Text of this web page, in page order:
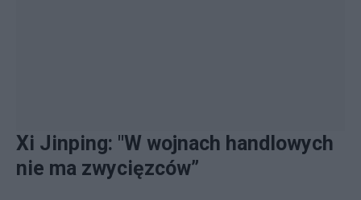
Xi Jinping: "W wojnach handlowych
nie ma zwycięzców”